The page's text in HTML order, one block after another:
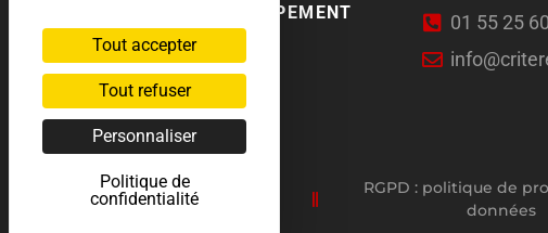
CHARTE DÉVELOPPEMENT
DURABLE
01 55 25
RGPD : politique de
données
Tout accepter
Tout refuser
Personnaliser
Politique de
confidentialité